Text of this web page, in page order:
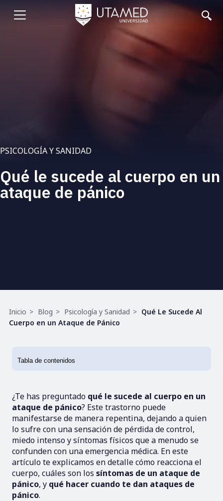
Abrir
PSICOLOGÍA Y SANIDAD
Qué le sucede al cuerpo en un
ataque de pánico
Ruta
de
Inicio Blog Psicología y Sanidad
Qué Le Sucede Al
Cuerpo en un Ataque de Pánico
¿Te has preguntado qué le sucede al cuerpo en un
ataque de pánico? Este trastorno puede
manifestarse de manera repentina, dejando a quien
lo sufre con una sensación de pérdida de control,
miedo intenso y síntomas físicos que a menudo se
confunden con una emergencia médica. En este
artículo te explicamos en detalle cómo reacciona el
cuerpo, cuáles son los síntomas de un ataque de
pánico, y qué hacer cuando te dan ataques de
pánico.